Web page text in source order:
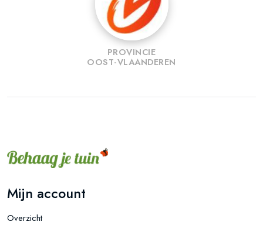
PROVINCIE
OOST-VLAANDEREN
Mijn account
Overzicht